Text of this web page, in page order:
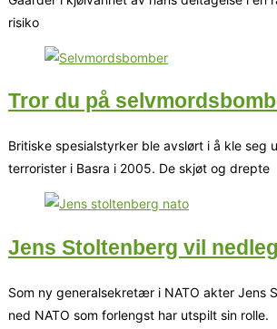
risiko
Tror du på
Britiske spesialstyrker ble avslørt i å kle seg
terrorister i Basra i 2005. De skjøt og drepte
Jens Stoltenberg vil
Som ny generalsekretær i NATO akter Jens
ned NATO som forlengst har utspilt sin rolle.